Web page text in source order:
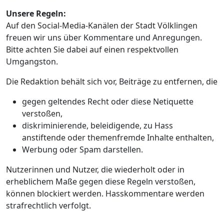
Unsere Regeln:
Auf den Social-Media-Kanälen der Stadt Völklingen
freuen wir uns über Kommentare und Anregungen.
Bitte achten Sie dabei auf einen respektvollen
Umgangston.
Die Redaktion behält sich vor, Beiträge zu entfernen, die
gegen geltendes Recht oder diese Netiquette
verstoßen,
diskriminierende, beleidigende, zu Hass
anstiftende oder themenfremde Inhalte enthalten,
Werbung oder Spam darstellen.
Nutzerinnen und Nutzer, die wiederholt oder in
erheblichem Maße gegen diese Regeln verstoßen,
können blockiert werden. Hasskommentare werden
strafrechtlich verfolgt.